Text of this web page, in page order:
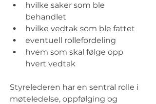
hvilke saker som ble
behandlet
hvilke vedtak som ble fattet
eventuell rollefordeling
hvem som skal følge opp
hvert vedtak
Styrelederen har en sentral rolle i
møteledelse, oppfølging og